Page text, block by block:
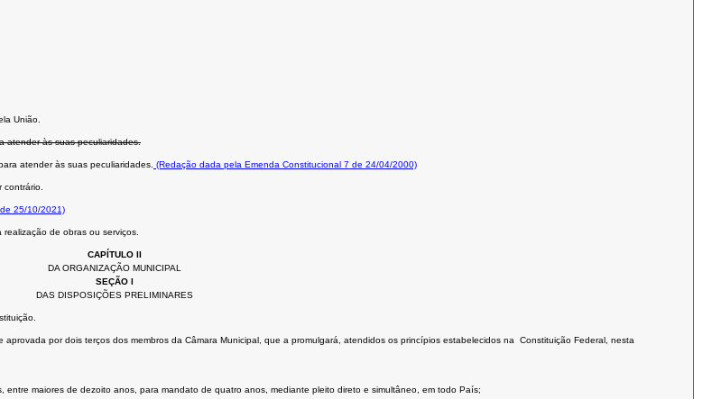
União.
atender às suas peculiaridades.
atender às suas peculiaridades. (Redação dada pela Emenda Constitucional 7 de 24/04/2000)
25/10/2021)
de obras ou serviços.
CAPÍTULO II
DA ORGANIZAÇÃO MUNICIPAL
SEÇÃO I
DAS DISPOSIÇÕES PRELIMINARES
por dois terços dos membros da Câmara Municipal, que a promulgará, atendidos os princípios estabelecidos na Constituição Federal, nesta
maiores de dezoito anos, para mandato de quatro anos, mediante pleito direto e simultâneo, em todo País;